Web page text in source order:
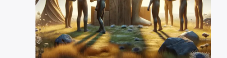
à
jour
des
données
publiques